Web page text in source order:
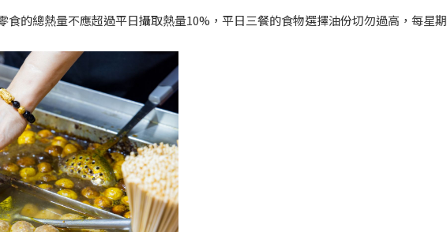
食的總熱量不應超過平日攝取熱量10%，平日三餐的食物選擇油份切勿過高，每星期